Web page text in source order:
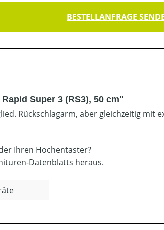
BESTELLANFRAGE
Super 3 (RS3), 50 cm"
Rückschlagarm, aber gleichzeitig mit
Ihren Hochentaster?
Datenblatts heraus.